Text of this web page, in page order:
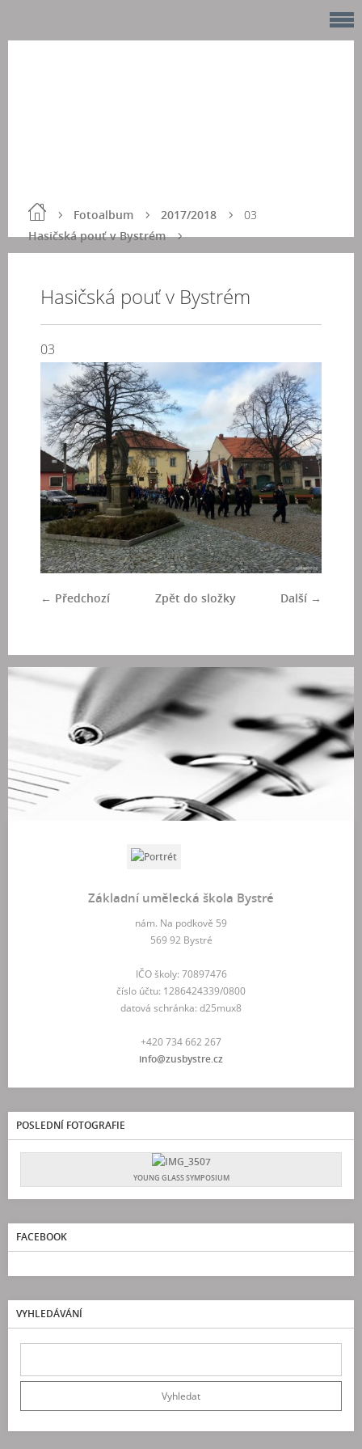
Fotoalbum
2017/2018
Hasičská pouť v Bystrém
03
Hasičská pouť v Bystrém
03
← Předchozí Další →
Zpět do složky
Základní umělecká škola Bystré
nám. Na podkově 59
569 92 Bystré
IČO školy: 70897476
číslo účtu: 1286424339/0800
datová schránka: d25mux8
+420 734 662 267
info@zusbystre.cz
POSLEDNÍ FOTOGRAFIE
YOUNG GLASS SYMPOSIUM
FACEBOOK
VYHLEDÁVÁNÍ